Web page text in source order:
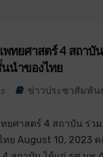
ยศาสตร์ 4 สถาบัน
นำของไทย
ข่าวประชาสัมพัน
ศาสตร์ 4 สถาบัน ร่ว
ทย August 10, 2023